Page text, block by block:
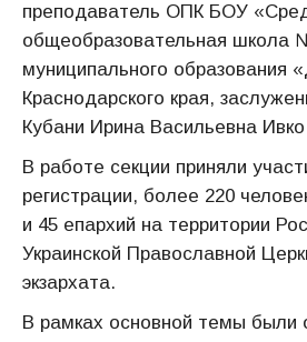
преподаватель ОПК БОУ
общеобразовательная школа
муниципального образования
Краснодарского края,
Кубани Ирина Васильевна Ивко
В работе секции приняли
регистрации, более 220
и 45 епархий на территории
Украинской Православной
экзархата.
В рамках основной темы